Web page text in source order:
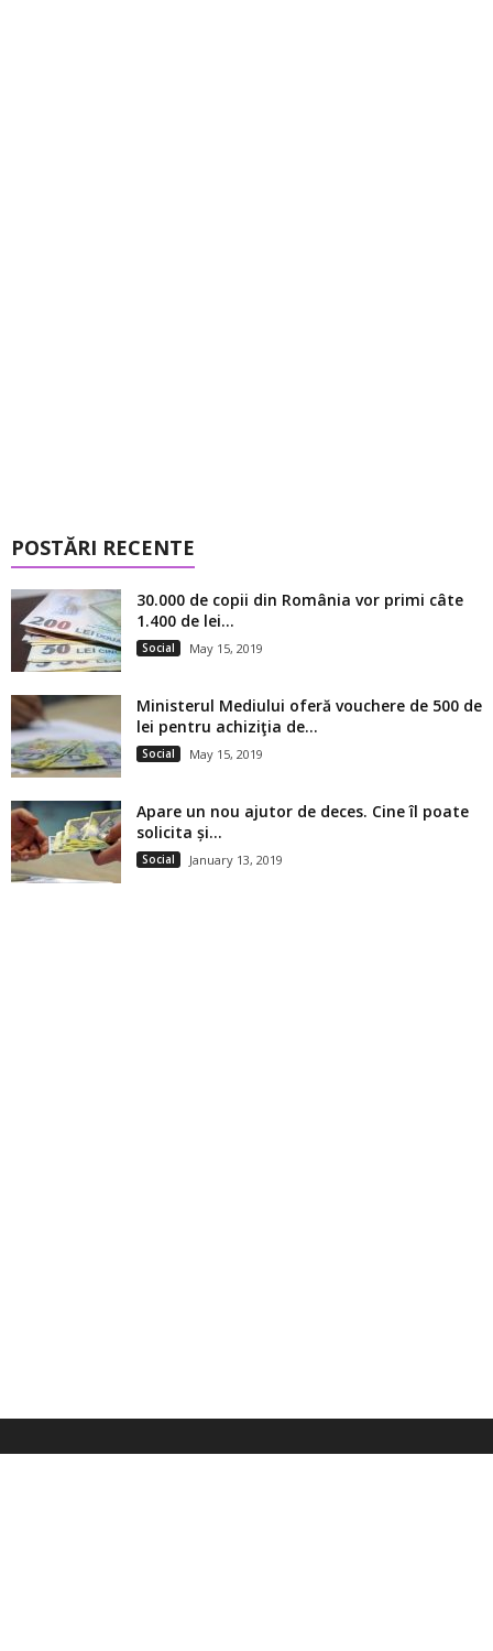
POSTĂRI RECENTE
30.000 de copii din România vor primi câte
1.400 de lei...
Social May 15, 2019
Ministerul Mediului oferă vouchere de 500 de
lei pentru achiziţia de...
Social May 15, 2019
Apare un nou ajutor de deces. Cine îl poate
solicita și...
Social January 13, 2019